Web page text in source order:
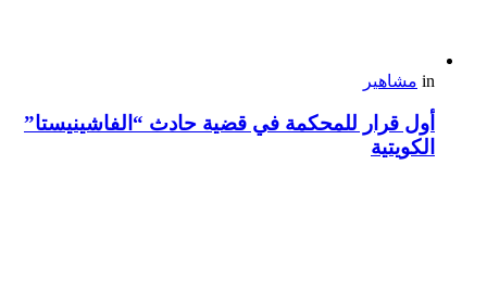
in مشاهير
أول قرار للمحكمة في قضية حادث “الفاشينيستا”
الكويتية